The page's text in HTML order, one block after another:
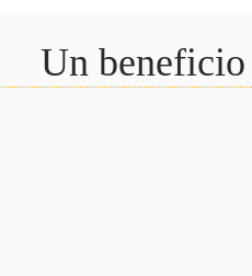
Un beneficio